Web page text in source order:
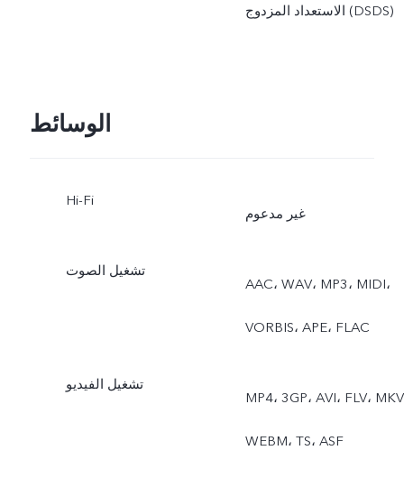
الاستعداد المزدوج (DSDS)
الوسائط
Hi-Fi
غير مدعوم
تشغيل الصوت
AAC، ‏WAV، ‏MP3، ‏MIDI،
‏VORBIS، ‏APE، ‏FLAC
تشغيل الفيديو
MP4، ‏3GP، ‏AVI، ‏FLV، ‏MKV،
‏WEBM، ‏TS، ‏ASF